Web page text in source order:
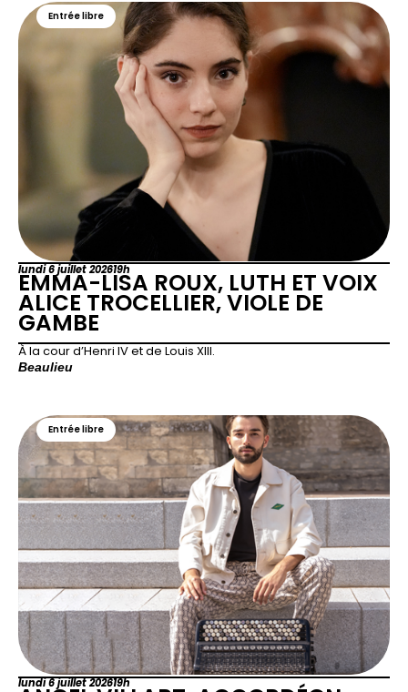
Entrée libre
lundi 6 juillet 202619h
EMMA-LISA ROUX, LUTH ET VOIX
ALICE TROCELLIER, VIOLE DE
GAMBE
À la cour d’Henri IV et de Louis XIII.
Beaulieu
Entrée libre
lundi 6 juillet 202619h